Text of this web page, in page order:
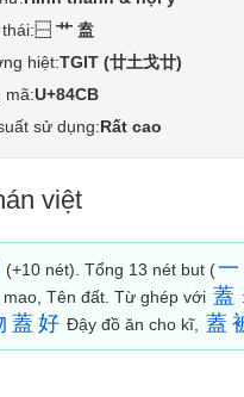
⿱艹盍
hiệt:TGIT (廿土戈廿)
mã:U+84CB
sử dụng:Rất cao
việt
(+10 nét). Tổng 13 nét but (一
Tên đất. Từ ghép với 蓋 :
蓋 好 Đậy đồ ăn cho kĩ, 蓋